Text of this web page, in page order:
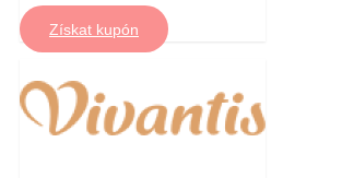
Získat kupón